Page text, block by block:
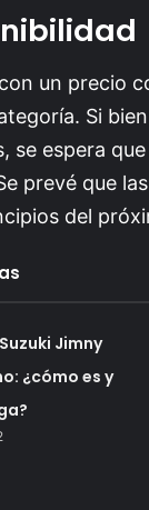
un precio
Si
se espera
prevé que
del
Jimny
¿cómo es y